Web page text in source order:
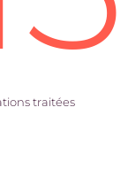
traitées